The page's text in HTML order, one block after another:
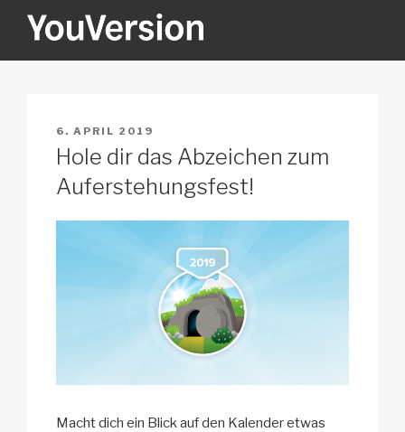
Inhalt
YOUVERSION
VERÖFFENTLICHT
AM
6. APRIL 2019
Hole dir das Abzeichen zum
Auferstehungsfest!
Macht dich ein Blick auf den Kalender etwas